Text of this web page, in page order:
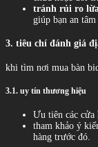
tránh rủi ro
giúp bạn an
3. tiêu chí đánh giá
khi tìm nơi mua bàn
3.1. uy tín thương hiệu
Ưu tiên các cửa
tham khảo ý
hàng trước đó.